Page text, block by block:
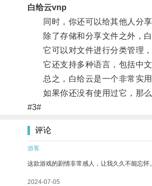
白给云vnp
同时，你还可以给其他人分享
除了存储和分享文件之外，白
它可以对文件进行分类管理，
它还支持多种语言，包括中文
总之，白给云是一个非常实用
如果你还没有使用过它，那么
#3#
评论
游客
这款游戏的剧情非常感人，让我久久不能忘怀。
2024-07-05